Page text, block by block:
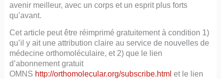
avenir meilleur, avec un corps et un esprit plus forts
qu’avant.
Cet article peut être réimprimé gratuitement à condition 1)
qu’il y ait une attribution claire au service de nouvelles de
médecine orthomoléculaire, et 2) que le lien
d’abonnement gratuit
OMNS http://orthomolecular.org/subscribe.html et le lien